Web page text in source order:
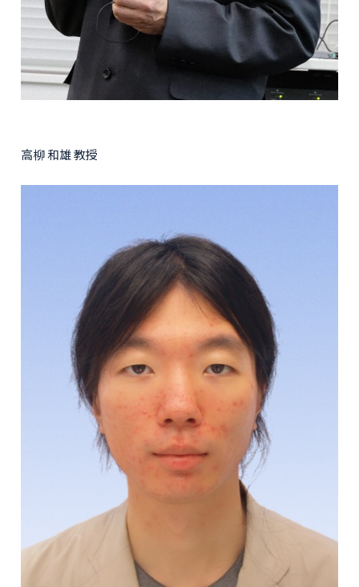
高柳 和雄 教授